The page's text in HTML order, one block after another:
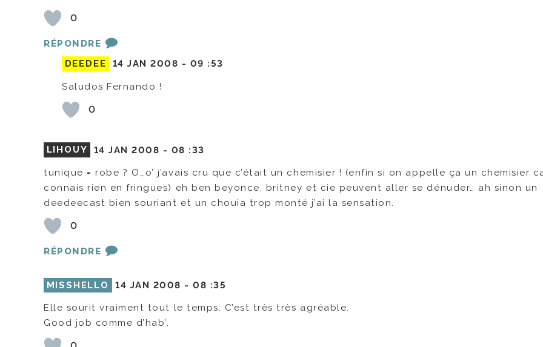
0
RÉPONDRE
DEEDEE
14 JAN 2008 - 09 :53
Saludos Fernando !
0
LIHOUY 14 JAN 2008 - 08 :33
tunique = robe ? O_o’ j’avais cru que c’était un chemisier ! (enfin si on appelle ça un chemisier
connais rien en fringues) eh ben beyonce, britney et cie peuvent aller se dénuder… ah sinon un
deedeecast bien souriant et un chouia trop monté j’ai la sensation.
0
RÉPONDRE
MISSHELLO 14 JAN 2008 -08 :35
Elle sourit vraiment tout le temps. C’est très très agréable.
Good job comme d’hab’.